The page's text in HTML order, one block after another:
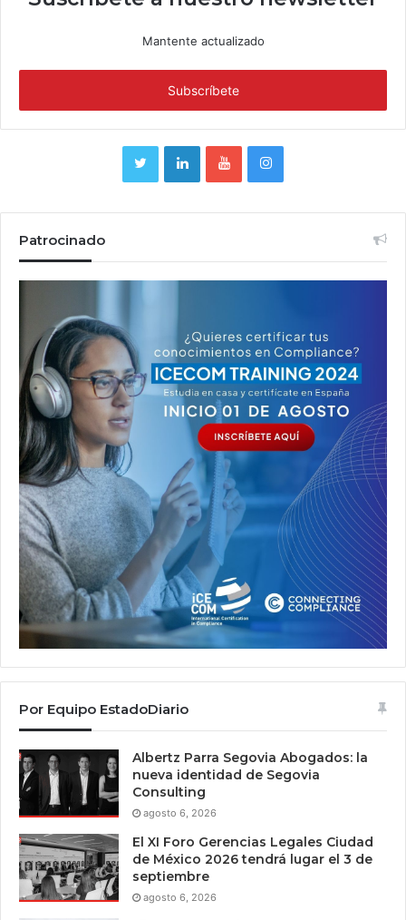
Mantente actualizado
Patrocinado
Por Equipo EstadoDiario
Albertz Parra Segovia Abogados: la
nueva identidad de Segovia
Consulting
agosto 6, 2026
El XI Foro Gerencias Legales Ciudad
de México 2026 tendrá lugar el 3 de
septiembre
agosto 6, 2026